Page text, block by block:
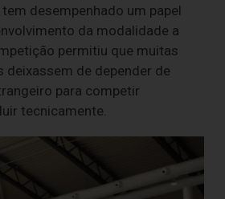
tem desempenhado um papel
da modalidade a
permitiu que muitas
deixassem de depender de
para competir
tecnicamente.